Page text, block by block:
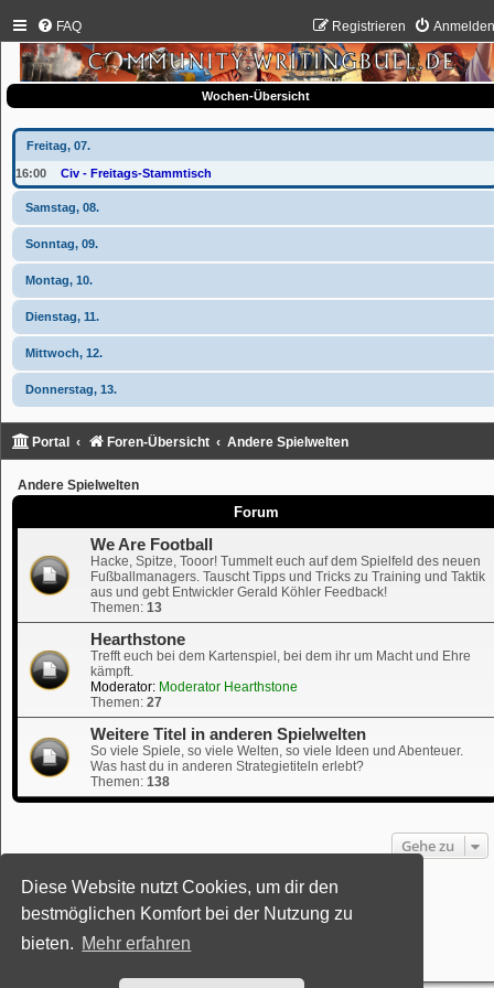
Diese Website nutzt Cookies, um dir den
bestmöglichen Komfort bei der Nutzung zu
bieten. Mehr erfahren
FAQ Registrieren
Wochen-Übersicht
Freitag, 07.
16:00 Civ - Freitags-Stammtisch
Samstag, 08.
Sonntag, 09.
Montag, 10.
Dienstag, 11.
Mittwoch, 12.
Donnerstag, 13.
Portal Foren-Übersicht Andere Spielwelten
Andere Spielwelten
Forum
We Are Football
Hacke, Spitze, Tooor! Tummelt euch auf dem Spielfeld des neuen
Fußballmanagers. Tauscht Tipps und Tricks zu Training und Taktik
aus und gebt Entwickler Gerald Köhler Feedback!
Themen: 13
Hearthstone
Trefft euch bei dem Kartenspiel, bei dem ihr um Macht und Ehre
kämpft.
Moderator: Moderator Hearthstone
Themen: 27
Weitere Titel in anderen Spielwelten
So viele Spiele, so viele Welten, so viele Ideen und Abenteuer.
Was hast du in anderen Strategietiteln erlebt?
Themen: 138
Gehe zu
Powered byphpBB® Forum Software © phpBB Limited
Deutsche Übersetzung durchphpBB.de
Datenschutz |Nutzungsbedingungen